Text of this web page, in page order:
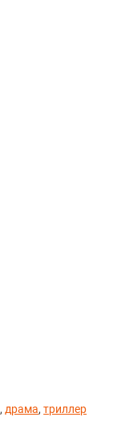
, драма,триллер